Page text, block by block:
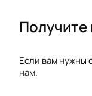
Если вам нужны
нам.